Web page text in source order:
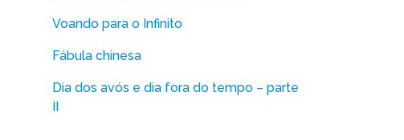
Voando para o Infinito
Fábula chinesa
Dia dos avós e dia fora do tempo – parte
II